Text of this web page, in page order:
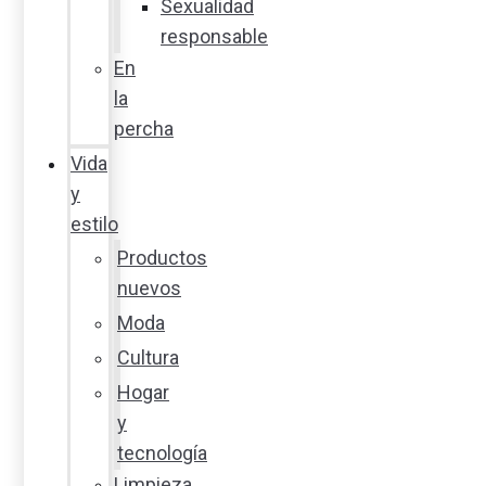
Sexualidad
responsable
En
la
percha
Vida
y
estilo
Productos
nuevos
Moda
Cultura
Hogar
y
tecnología